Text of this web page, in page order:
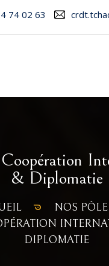
74 02 63
& Diplomatie
NOS PÔLE
DIPLOMATIE